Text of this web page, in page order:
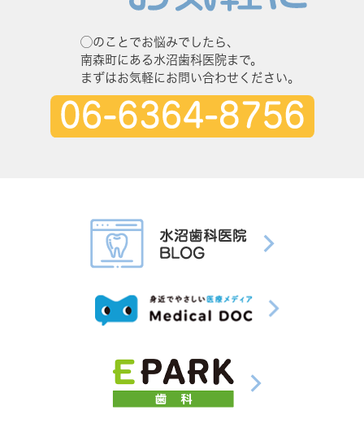
◯のことでお悩みでしたら、
南森町にある水沼歯科医院まで。
まずはお気軽にお問い合わせください。